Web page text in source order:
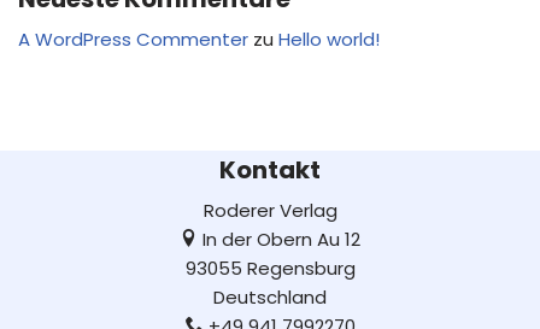
A WordPress Commenter zu Hello world!
Kontakt
Roderer Verlag
In der Obern Au 12
93055 Regensburg
Deutschland